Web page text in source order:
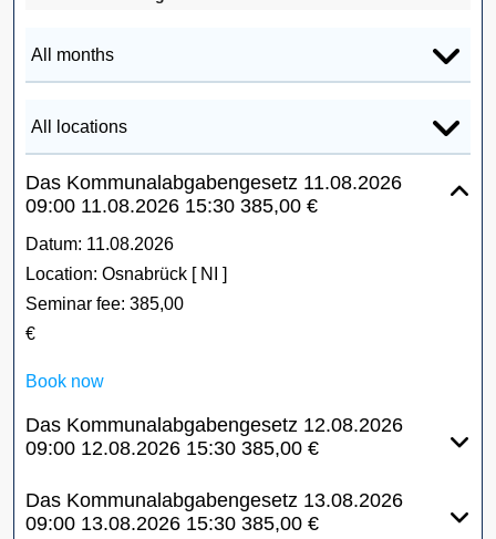
Das Kommunalabgabengesetz 11.08.2026
09:00 11.08.2026 15:30 385,00 €
Datum: 11.08.2026
Location: Osnabrück [ NI ]
Seminar fee: 385,00
€
Book now
Das Kommunalabgabengesetz 12.08.2026
09:00 12.08.2026 15:30 385,00 €
Das Kommunalabgabengesetz 13.08.2026
09:00 13.08.2026 15:30 385,00 €